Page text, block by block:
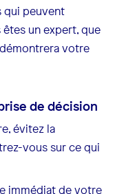
qui peuvent
êtes un expert, que
votre
de décision
évitez la
vous sur ce qui
immédiat de votre